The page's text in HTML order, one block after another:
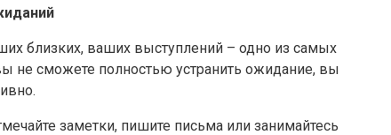
близких, ваших выступлений – одно из самых
не сможете полностью устранить ожидание, вы
заметки, пишите письма или занимайтесь